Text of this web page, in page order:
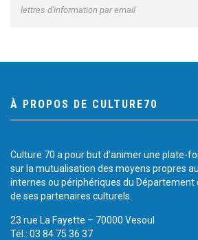
lettres d'information par email
À PROPOS DE CULTURE70
Culture 70 a pour but d’animer une plate-
sur la mutualisation des moyens propres
internes ou périphériques du Département
de ses partenaires culturels.
23 rue La Fayette – 70000 Vesoul
Tél.: 03 84 75 36 37